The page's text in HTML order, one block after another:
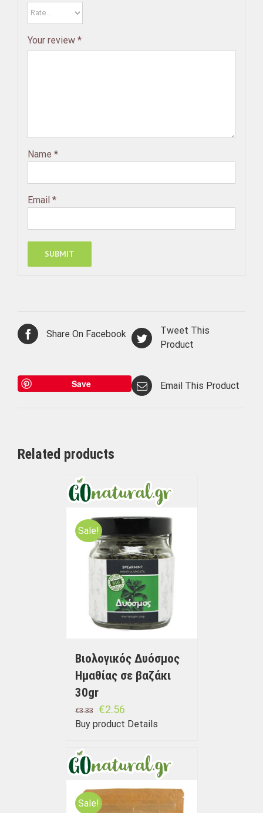
Your review *
Name *
Email *
Share On Facebook
Tweet This
Product
Save Email This Product
Related products
Sale!
Βιολογικός Δυόσμος
Ημαθίας σε βαζάκι
30gr
€3.33 €2.56
Buy product Details
Sale!